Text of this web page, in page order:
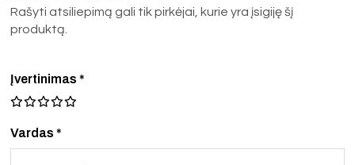
Rašyti atsiliepimą gali tik pirkėjai, kurie yra įsigiję šį
produktą.
Vardas *
Įvertinimas*